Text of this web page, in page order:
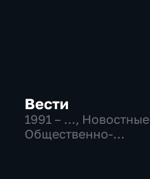
Вести
1991 – …,
Общественно-